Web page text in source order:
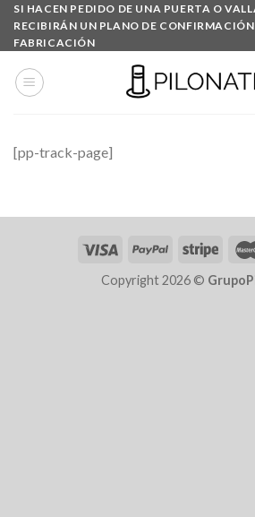
Skip
content
SI HACEN PEDIDO DE UNA PUERTA O
RECIBIRÁN UN PLANO DE
FABRICACIÓN
[pp-track-page]
Copyright 2026 ©